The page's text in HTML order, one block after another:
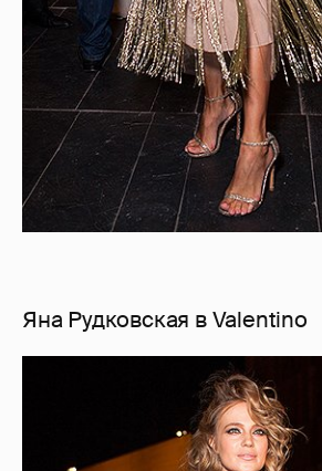
Яна Рудковская в Valentino